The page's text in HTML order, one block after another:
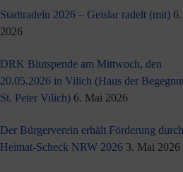
Stadtradeln 2026 – Geislar radelt (mit)
2026
DRK Blutspende am Mittwoch, den
20.05.2026 in Vilich (Haus der
St. Peter Vilich) 6. Mai 2026
Der Bürgerverein erhält Förderung
Heimat-Scheck NRW 2026 3. Mai 2026